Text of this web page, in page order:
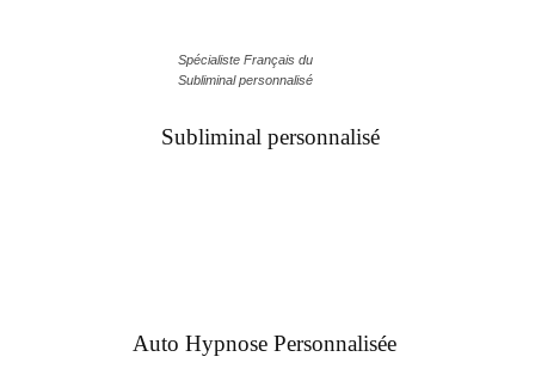
Spécialiste Français du
Subliminal personnalisé
Subliminal personnalisé
Auto Hypnose Personnalisée